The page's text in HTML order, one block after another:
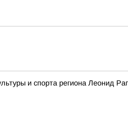
и спорта региона Леонид